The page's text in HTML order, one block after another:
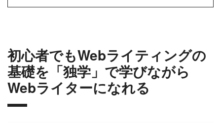
初心者でもWebライティングの
基礎を「独学」で学びながら
Webライターになれる